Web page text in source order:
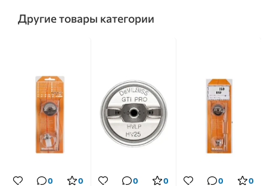
Другие товары категории
0 0 0 0 0 0